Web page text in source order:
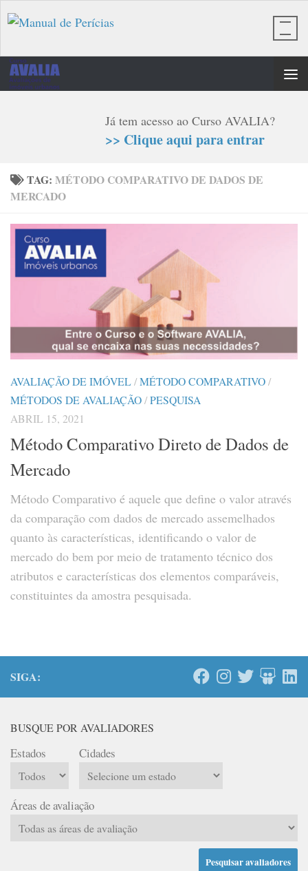
Skip to content
Já tem acesso ao Curso AVALIA?
>> Clique aqui para entrar
TAG: MÉTODO COMPARATIVO DE DADOS DE
MERCADO
AVALIAÇÃO DE IMÓVEL/MÉTODO COMPARATIVO/
MÉTODOS DE AVALIAÇÃO/PESQUISA
ABRIL 15, 2021
Método Comparativo Direto de Dados de
Mercado
Método Comparativo é aquele que define o valor através
da comparação com dados de mercado assemelhados
quanto às características, identificando o valor de
mercado do bem por meio de tratamento técnico dos
atributos e características dos elementos comparáveis,
constituintes da amostra pesquisada.
SIGA:
BUSQUE POR AVALIADORES
Estados Cidades
Áreas de avaliação